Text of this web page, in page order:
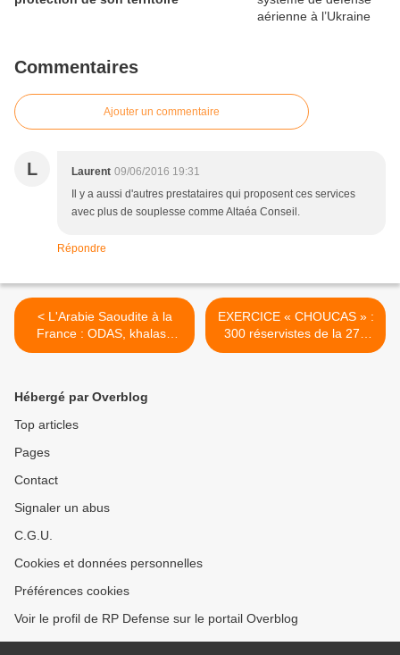
Commentaires
Ajouter un commentaire
L Laurent 09/06/2016 19:31
Il y a aussi d'autres prestataires qui proposent ces services
avec plus de souplesse comme Altaéa Conseil.
Répondre
< L'Arabie Saoudite à la
France : ODAS, khalass
(Ça suffit)
EXERCICE « CHOUCAS » :
300 réservistes de la 27e
BIM mobilisés >
Hébergé par Overblog
Top articles
Pages
Contact
Signaler un abus
C.G.U.
Cookies et données personnelles
Préférences cookies
Voir le profil de RP Defense sur le portail Overblog